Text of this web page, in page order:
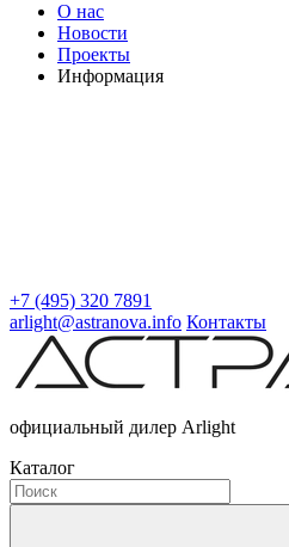
О нас
Новости
Проекты
Информация
+7 (495) 320 7891
arlight@astranova.info Контакты
официальный дилер Arlight
Каталог